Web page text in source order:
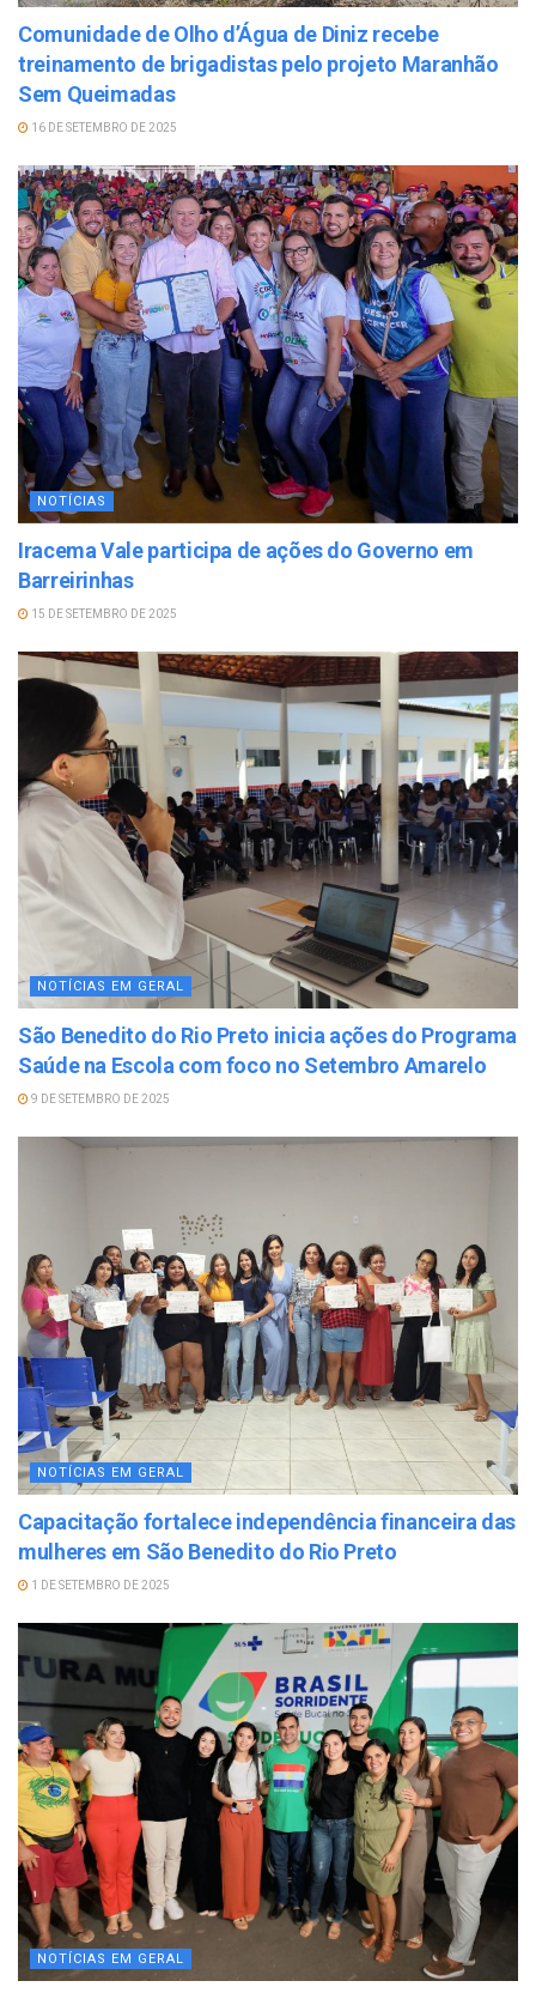
Comunidade de Olho d’Água de Diniz recebe
treinamento de brigadistas pelo projeto Maranhão
Sem Queimadas
16 DE SETEMBRO DE 2025
NOTÍCIAS
Iracema Vale participa de ações do Governo em
Barreirinhas
15 DE SETEMBRO DE 2025
NOTÍCIAS EM GERAL
São Benedito do Rio Preto inicia ações do Programa
Saúde na Escola com foco no Setembro Amarelo
9 DE SETEMBRO DE 2025
NOTÍCIAS EM GERAL
Capacitação fortalece independência financeira das
mulheres em São Benedito do Rio Preto
1 DE SETEMBRO DE 2025
NOTÍCIAS EM GERAL